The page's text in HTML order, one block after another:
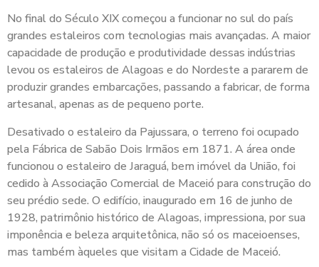
No final do Século XIX começou a funcionar no sul do país
grandes estaleiros com tecnologias mais avançadas. A maior
capacidade de produção e produtividade dessas indústrias
levou os estaleiros de Alagoas e do Nordeste a pararem de
produzir grandes embarcações, passando a fabricar, de forma
artesanal, apenas as de pequeno porte.
Desativado o estaleiro da Pajussara, o terreno foi ocupado
pela Fábrica de Sabão Dois Irmãos em 1871. A área onde
funcionou o estaleiro de Jaraguá, bem imóvel da União, foi
cedido à Associação Comercial de Maceió para construção do
seu prédio sede. O edifício, inaugurado em 16 de junho de
1928, patrimônio histórico de Alagoas, impressiona, por sua
imponência e beleza arquitetônica, não só os maceioenses,
mas também àqueles que visitam a Cidade de Maceió.